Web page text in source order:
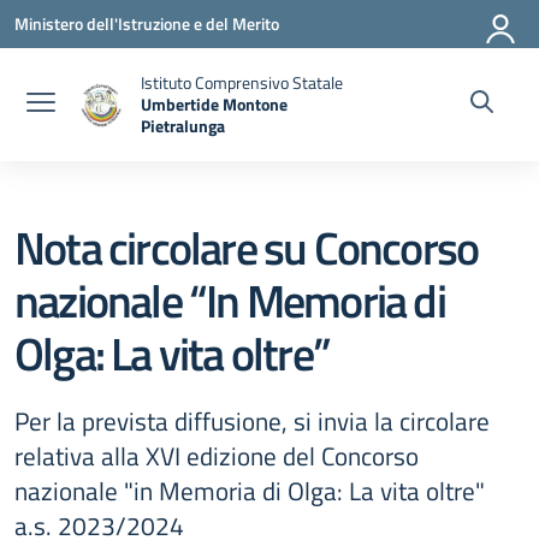
Vai ai contenuti
Vai al menu di navigazione
Vai al footer
Ministero dell'Istruzione e del Merito
Istituto Comprensivo Statale
Umbertide Montone
Pietralunga
Nota circolare su Concorso
nazionale “In Memoria di
Olga: La vita oltre”
Per la prevista diffusione, si invia la circolare
relativa alla XVI edizione del Concorso
nazionale "in Memoria di Olga: La vita oltre"
a.s. 2023/2024